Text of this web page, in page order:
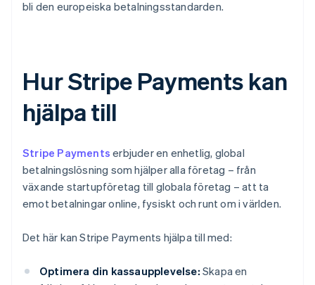
bli den europeiska betalningsstandarden.
Hur Stripe Payments kan
hjälpa till
Stripe Payments erbjuder en enhetlig, global
betalningslösning som hjälper alla företag – från
växande startupföretag till globala företag – att ta
emot betalningar online, fysiskt och runt om i världen.
Det här kan Stripe Payments hjälpa till med:
Optimera din kassaupplevelse: Skapa en